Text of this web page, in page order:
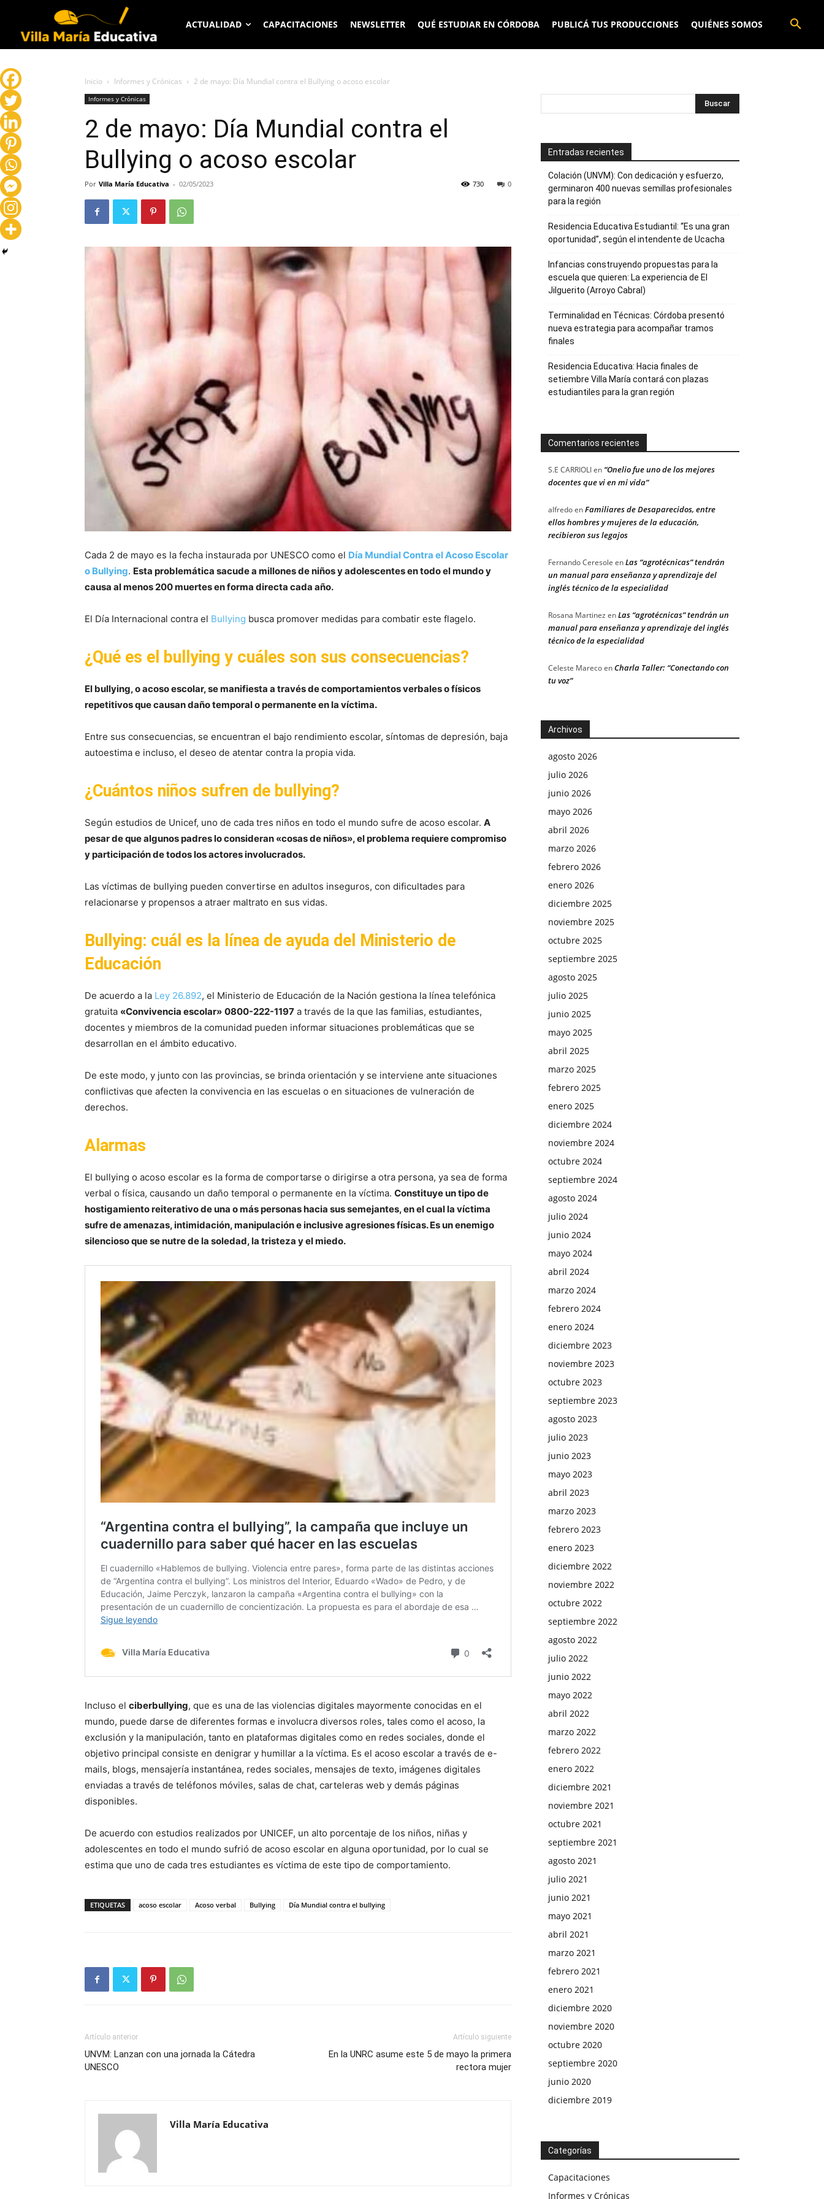
ACTUALIDAD CAPACITACIONES NEWSLETTER QUÉ ESTUDIAR EN CÓRDOBA PUBLICÁ TUS PRODUCCIONES QUIÉNES SOMOS
Inicio Informes y Crónicas 2 de mayo: Día Mundial contra el Bullying o acoso escolar
Informes y Crónicas
2 de mayo: Día Mundial contra el
Bullying o acoso escolar
Por Villa María Educativa - 02/05/2023 0
730
Cada 2 de mayo es la fecha instaurada por UNESCO como el Día Mundial Contra el Acoso Escolar
o Bullying. Esta problemática sacude a millones de niños y adolescentes en todo el mundo y
causa al menos 200 muertes en forma directa cada año.
El Día Internacional contra el Bullying busca promover medidas para combatir este flagelo.
¿Qué es el bullying y cuáles son sus consecuencias?
El bullying, o acoso escolar, se manifiesta a través de comportamientos verbales o físicos
repetitivos que causan daño temporal o permanente en la víctima.
Entre sus consecuencias, se encuentran el bajo rendimiento escolar, síntomas de depresión, baja
autoestima e incluso, el deseo de atentar contra la propia vida.
¿Cuántos niños sufren de bullying?
Según estudios de Unicef, uno de cada tres niños en todo el mundo sufre de acoso escolar. A
pesar de que algunos padres lo consideran «cosas de niños», el problema requiere compromiso
y participación de todos los actores involucrados.
Las víctimas de bullying pueden convertirse en adultos inseguros, con dificultades para
relacionarse y propensos a atraer maltrato en sus vidas.
Bullying: cuál es la línea de ayuda del Ministerio de
Educación
De acuerdo a la Ley 26.892, el Ministerio de Educación de la Nación gestiona la línea telefónica
gratuita «Convivencia escolar» 0800-222-1197 a través de la que las familias, estudiantes,
docentes y miembros de la comunidad pueden informar situaciones problemáticas que se
desarrollan en el ámbito educativo.
De este modo, y junto con las provincias, se brinda orientación y se interviene ante situaciones
conflictivas que afecten la convivencia en las escuelas o en situaciones de vulneración de
derechos.
Alarmas
El bullying o acoso escolar es la forma de comportarse o dirigirse a otra persona, ya sea de forma
verbal o física, causando un daño temporal o permanente en la víctima. Constituye un tipo de
hostigamiento reiterativo de una o más personas hacia sus semejantes, en el cual la víctima
sufre de amenazas, intimidación, manipulación e inclusive agresiones físicas. Es un enemigo
silencioso que se nutre de la soledad, la tristeza y el miedo.
Incluso el ciberbullying, que es una de las violencias digitales mayormente conocidas en el
mundo, puede darse de diferentes formas e involucra diversos roles, tales como el acoso, la
exclusión y la manipulación, tanto en plataformas digitales como en redes sociales, donde el
objetivo principal consiste en denigrar y humillar a la víctima. Es el acoso escolar a través de e-
mails, blogs, mensajería instantánea, redes sociales, mensajes de texto, imágenes digitales
enviadas a través de teléfonos móviles, salas de chat, carteleras web y demás páginas
disponibles.
De acuerdo con estudios realizados por UNICEF, un alto porcentaje de los niños, niñas y
adolescentes en todo el mundo sufrió de acoso escolar en alguna oportunidad, por lo cual se
estima que uno de cada tres estudiantes es víctima de este tipo de comportamiento.
ETIQUETAS acoso escolar Acoso verbal Bullying Día Mundial contra el bullying
Artículo anterior
UNVM: Lanzan con una jornada la Cátedra
UNESCO
Artículo siguiente
En la UNRC asume este 5 de mayo la primera
rectora mujer
Villa María Educativa
Entradas recientes
Colación (UNVM): Con dedicación y esfuerzo,
germinaron 400 nuevas semillas profesionales
para la región
Residencia Educativa Estudiantil: “Es una gran
oportunidad”, según el intendente de Ucacha
Infancias construyendo propuestas para la
escuela que quieren: La experiencia de El
Jilguerito (Arroyo Cabral)
Terminalidad en Técnicas: Córdoba presentó
nueva estrategia para acompañar tramos
finales
Residencia Educativa: Hacia finales de
setiembre Villa María contará con plazas
estudiantiles para la gran región
Comentarios recientes
S.E CARRIOLIen “Onelio fue uno de los mejores
docentes que vi en mi vida”
alfredoenFamiliares de Desaparecidos, entre
ellos hombres y mujeres de la educación,
recibieron sus legajos
Fernando Ceresole enLas “agrotécnicas” tendrán
un manual para enseñanza y aprendizaje del
inglés técnico de la especialidad
Rosana Martinez enLas “agrotécnicas” tendrán un
manual para enseñanza y aprendizaje del inglés
técnico de la especialidad
Celeste MarecoenCharla Taller: “Conectando con
tu voz”
Archivos
agosto 2026
julio 2026
junio 2026
mayo 2026
abril 2026
marzo 2026
febrero 2026
enero 2026
diciembre 2025
noviembre 2025
octubre 2025
septiembre 2025
agosto 2025
julio 2025
junio 2025
mayo 2025
abril 2025
marzo 2025
febrero 2025
enero 2025
diciembre 2024
noviembre 2024
octubre 2024
septiembre 2024
agosto 2024
julio 2024
junio 2024
mayo 2024
abril 2024
marzo 2024
febrero 2024
enero 2024
diciembre 2023
noviembre 2023
octubre 2023
septiembre 2023
agosto 2023
julio 2023
junio 2023
mayo 2023
abril 2023
marzo 2023
febrero 2023
enero 2023
diciembre 2022
noviembre 2022
octubre 2022
septiembre 2022
agosto 2022
julio 2022
junio 2022
mayo 2022
abril 2022
marzo 2022
febrero 2022
enero 2022
diciembre 2021
noviembre 2021
octubre 2021
septiembre 2021
agosto 2021
julio 2021
junio 2021
mayo 2021
abril 2021
marzo 2021
febrero 2021
enero 2021
diciembre 2020
noviembre 2020
octubre 2020
septiembre 2020
junio 2020
diciembre 2019
Categorías
Capacitaciones
Informes y Crónicas